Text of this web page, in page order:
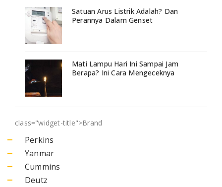
Satuan Arus Listrik Adalah? Dan
Perannya Dalam Genset
Mati Lampu Hari Ini Sampai Jam
Berapa? Ini Cara Mengeceknya
class="widget-title">Brand
Perkins
Yanmar
Cummins
Deutz